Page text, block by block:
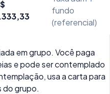
fundo
(referencial)
em grupo. Você paga
e pode ser contemplado
usa a carta para
do grupo.